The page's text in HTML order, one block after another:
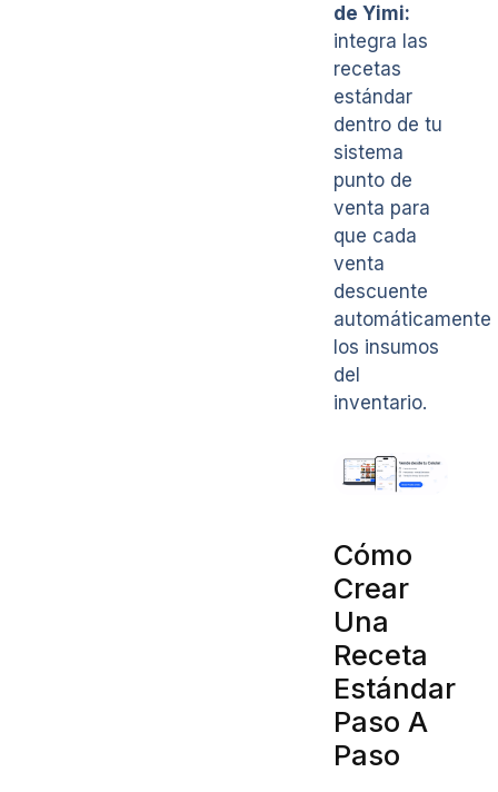
de Yimi:
integra las
recetas
estándar
dentro de tu
sistema
punto de
venta para
que cada
venta
descuente
automáticamente
los insumos
del
inventario.
Cómo
Crear
Una
Receta
Estándar
Paso A
Paso